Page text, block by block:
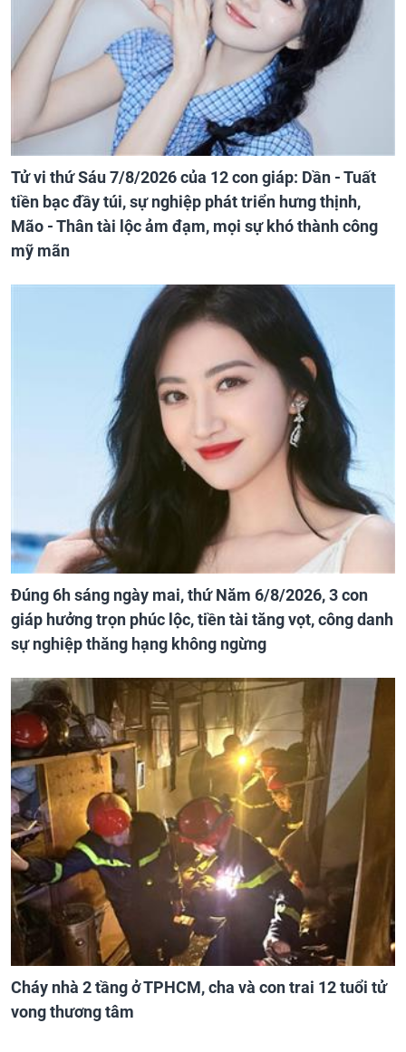
Tử vi thứ Sáu 7/8/2026 của 12 con giáp: Dần - Tuất
tiền bạc đầy túi, sự nghiệp phát triển hưng thịnh,
Mão - Thân tài lộc ảm đạm, mọi sự khó thành công
mỹ mãn
Đúng 6h sáng ngày mai, thứ Năm 6/8/2026, 3 con
giáp hưởng trọn phúc lộc, tiền tài tăng vọt, công danh
sự nghiệp thăng hạng không ngừng
Cháy nhà 2 tầng ở TPHCM, cha và con trai 12 tuổi tử
vong thương tâm